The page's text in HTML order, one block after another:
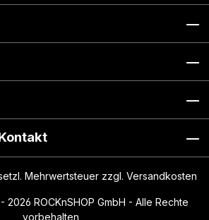
Mehrwertsteuer zzgl. Versandkosten
ROCKnSHOP GmbH - Alle Rechte
vorbehalten